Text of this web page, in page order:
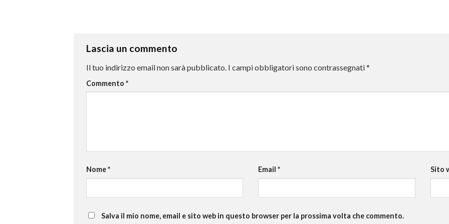
Lascia un commento
Il tuo indirizzo email non sarà pubblicato. I campi obbligatori sono contrassegnati*
Commento *
Nome* Email* Sito
Salva il mio nome, email e sito web in questo browser per la prossima volta che commento.